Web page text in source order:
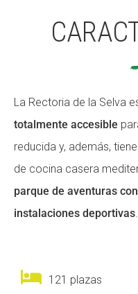
La Rectoria de la Selva
totalmente accesible
reducida y, además,
de cocina casera
parque de aventuras
instalaciones deportivas
121 plazas